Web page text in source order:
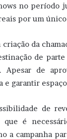
no
por um único
da
de
Apesar de
e garantir
de
que é
a campanha